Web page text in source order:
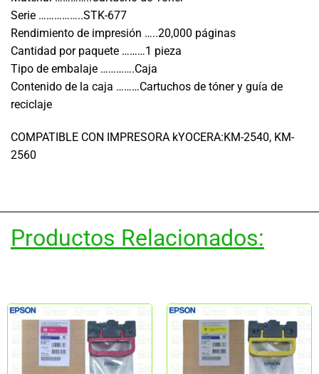
Serie ……………..STK-677
Rendimiento de impresión …..20,000 páginas
Cantidad por paquete ………1 pieza
Tipo de embalaje ………….Caja
Contenido de la caja ………Cartuchos de tóner y guía de
reciclaje
COMPATIBLE CON IMPRESORA kYOCERA:KM-2540, KM-
2560
Productos Relacionados: